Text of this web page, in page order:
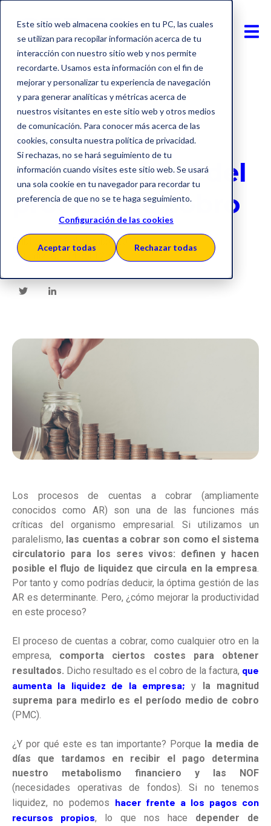
Este sitio web almacena cookies en tu PC, las cuales
se utilizan para recopilar información acerca de tu
interacción con nuestro sitio web y nos permite
recordarte. Usamos esta información con el fin de
mejorar y personalizar tu experiencia de navegación
y para generar analíticas y métricas acerca de
nuestros visitantes en este sitio web y otros medios
de comunicación. Para conocer más acerca de las
cookies, consulta nuestra política de privacidad.
Si rechazas, no se hará seguimiento de tu
información cuando visites este sitio web. Se usará
una sola cookie en tu navegador para recordar tu
preferencia de que no se te haga seguimiento.
Configuración de las cookies
Aceptar todas Rechazar todas
Financiación
Mejorar la
productividad del
proceso de cobro
Publicado: 18 diciembre 2019
Actualizado: 14 abril 2026
Los procesos de cuentas a cobrar (ampliamente
conocidos como AR) son una de las funciones más
críticas del organismo empresarial. Si utilizamos un
paralelismo, las cuentas a cobrar son como el sistema
circulatorio para los seres vivos: definen y hacen
posible el flujo de liquidez que circula en la empresa.
Por tanto y como podrías deducir, la óptima gestión de las
AR es determinante. Pero, ¿cómo mejorar la productividad
en este proceso?
El proceso de cuentas a cobrar, como cualquier otro en la
empresa, comporta ciertos costes para obtener
resultados. Dicho resultado es el cobro de la factura, que
aumenta la liquidez de la empresa; y
la magnitud
suprema para medirlo es el período medio de cobro
(PMC).
¿Y por qué este es tan importante? Porque
la media de
días que tardamos en recibir el pago determina
nuestro metabolismo financiero y las NOF
(necesidades operativas de fondos). Si no tenemos
liquidez, no podemos hacer frente a los pagos con
recursos propios, lo que nos hace depender de